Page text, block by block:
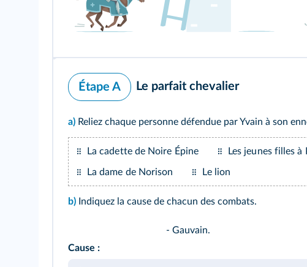
Étape A Le parfait chevalier
a) Reliez chaque personne défendue par Yvain à son
La cadette de Noire Épine Les jeunes filles
La dame de Norison Le lion
b) Indiquez la cause de chacun des combats.
- Gauvain.
Cause :